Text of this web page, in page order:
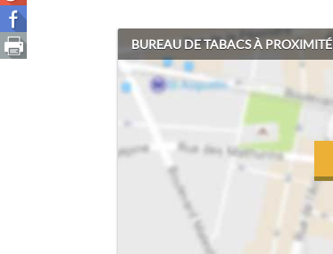
BUREAU DE TABACS À PROXIMITÉ